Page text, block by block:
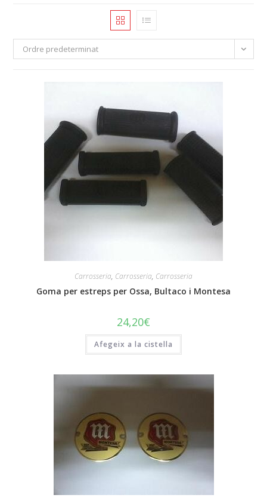
Ordre predeterminat
Carrosseria, Carrosseria, Carrosseria
Goma per estreps per Ossa, Bultaco i Montesa
24,20€
Afegeix a la cistella